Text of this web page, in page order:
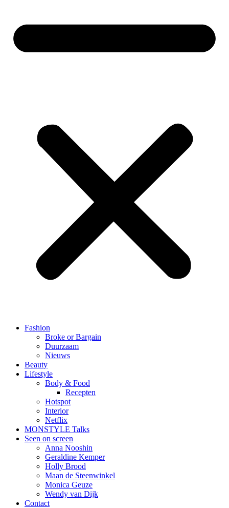
Fashion
Broke or Bargain
Duurzaam
Nieuws
Beauty
Lifestyle
Body & Food
Recepten
Hotspot
Interior
Netflix
MONSTYLE Talks
Seen on screen
Anna Nooshin
Geraldine Kemper
Holly Brood
Maan de Steenwinkel
Monica Geuze
Wendy van Dijk
Contact